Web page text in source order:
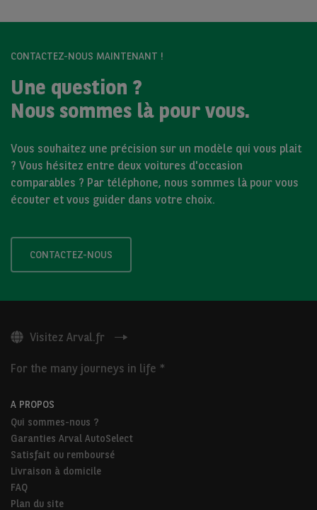
CONTACTEZ-NOUS MAINTENANT !
Une question ?
Nous sommes là pour vous.
Vous souhaitez une précision sur un modèle qui vous plait
? Vous hésitez entre deux voitures d'occasion
comparables ? Par téléphone, nous sommes là pour vous
écouter et vous guider dans votre choix.
CONTACTEZ-NOUS
Visitez Arval.fr
For the many journeys in life *
A PROPOS
Qui sommes-nous ?
Garanties Arval AutoSelect
Satisfait ou remboursé
Livraison à domicile
FAQ
Plan du site